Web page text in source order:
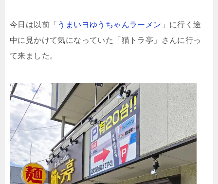
今日は以前「 うまいヨゆうちゃんラーメン 」に行く途
中に見かけて気になっていた「猫トラ亭」さんに行っ
て来ました。